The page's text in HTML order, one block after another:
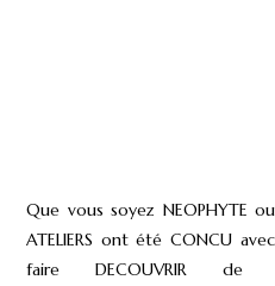
Que vous soyez NEOPHYTE
ATELIERS ont été CONCU
faire DECOUVRIR de